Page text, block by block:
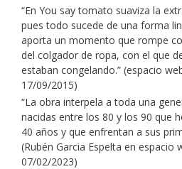
“En You say tomato suaviza la
pues todo sucede de una forma
aporta un momento que rompe
del colgador de ropa, con el que
estaban congelando.” (espacio
17/09/2015)
“La obra interpela a toda una
nacidas entre los 80 y los 90 que
40 años y que enfrentan a sus
(Rubén Garcia Espelta en espacio
07/02/2023)